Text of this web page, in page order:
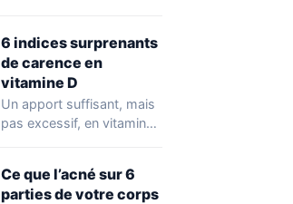
6 indices surprenants
de carence en
vitamine D
Un apport suffisant, mais
pas excessif, en vitamine
Ce que l’acné sur 6
parties de votre corps